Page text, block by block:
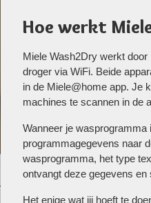
Hoe werkt
Miele Wash2Dry werkt
droger via WiFi. Beide
in de Miele@home app. Je
machines te scannen in de
Wanneer je
programmagegevens naar
wasprogramma, het type
ontvangt deze gegevens
Het enige wat jij hoeft te